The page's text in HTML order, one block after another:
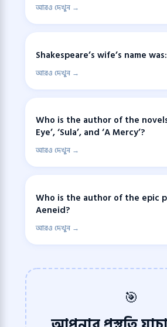
আরও দেখুন →
Shakespeare’s wife’s name was:
আরও দেখুন →
Who is the author of the
Eye’, ‘Sula’, and ‘A Mercy’?
আরও দেখুন →
Who is the author of the epic
Aeneid?
আরও দেখুন →
🎯